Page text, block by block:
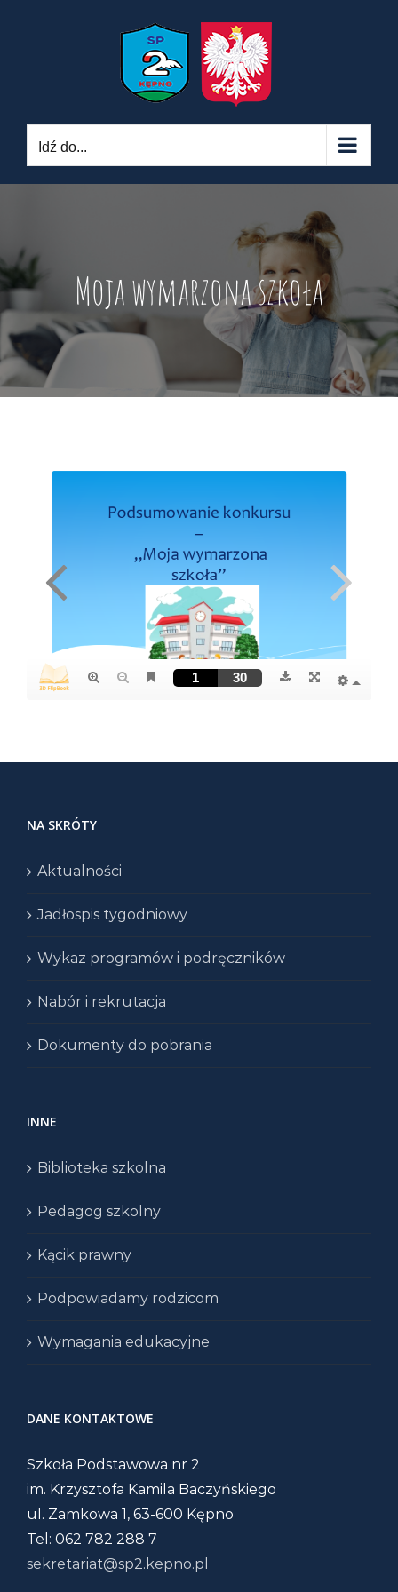
Idź do...
Moja wymarzona szkoła
NA SKRÓTY
Aktualności
Jadłospis tygodniowy
Wykaz programów i podręczników
Nabór i rekrutacja
Dokumenty do pobrania
INNE
Biblioteka szkolna
Pedagog szkolny
Kącik prawny
Podpowiadamy rodzicom
Wymagania edukacyjne
DANE KONTAKTOWE
Szkoła Podstawowa nr 2
im. Krzysztofa Kamila Baczyńskiego
ul. Zamkowa 1, 63-600 Kępno
Tel: 062 782 288 7
sekretariat@sp2.kepno.pl